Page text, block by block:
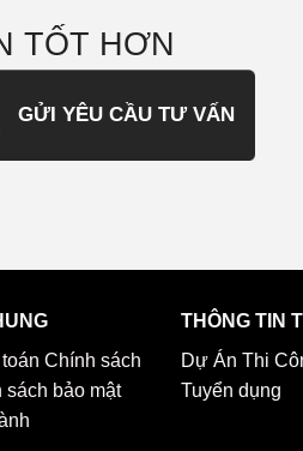
TỐT HƠN
GỬI YÊU CẦU TƯ VẤN
Chính sách
sách bảo mật
THÔNG TIN
Dự Án Thi
Tuyển dụng